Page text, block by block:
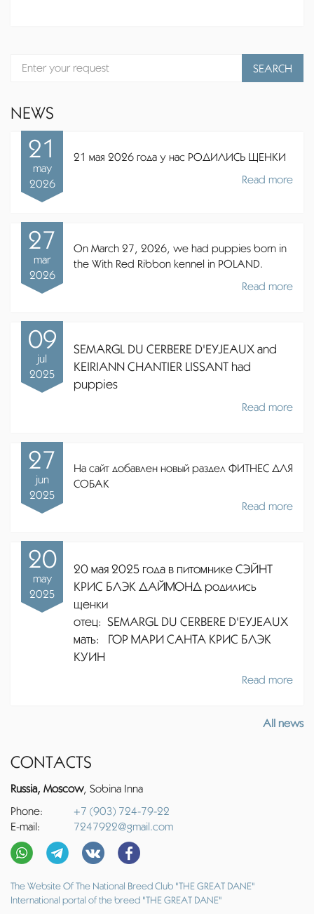
SEARCH
NEWS
21
may
2026
21 мая 2026 года у нас РОДИЛИСЬ ЩЕНКИ
Read more
27
mar
2026
On March 27, 2026, we had puppies born in
the With Red Ribbon kennel in POLAND.
Read more
09
jul
2025
SEMARGL DU CERBERE D'EYJEAUX and
KEIRIANN CHANTIER LISSANT had
puppies
Read more
27
jun
2025
На сайт добавлен новый раздел ФИТНЕС ДЛЯ
СОБАК
Read more
20
may
2025
20 мая 2025 года в питомнике СЭЙНТ
КРИС БЛЭК ДАЙМОНД родились
щенки
отец: SEMARGL DU CERBERE D'EYJEAUX
мать: ГОР МАРИ САНТА КРИС БЛЭК
КУИН
Read more
All news
CONTACTS
Russia, Moscow, Sobina Inna
Phone:
+7 (903) 724-79-22
E-mail:
7247922@gmail.com
The Website Of The National Breed Club "THE GREAT DANE"
International portal of the breed "THE GREAT DANE"